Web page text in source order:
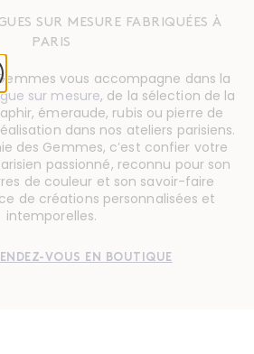
SUR MESURE FABRIQUÉES À
PARIS
vous accompagne dans la
sur mesure, de la sélection de la
émeraude, rubis ou pierre de
dans nos ateliers parisiens.
des Gemmes, c’est confier votre
passionné, reconnu pour son
de couleur et son savoir-faire
de créations personnalisées et
intemporelles.
VOUS EN BOUTIQUE